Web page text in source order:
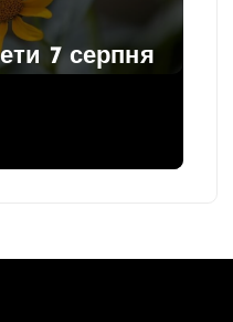
7 серпня